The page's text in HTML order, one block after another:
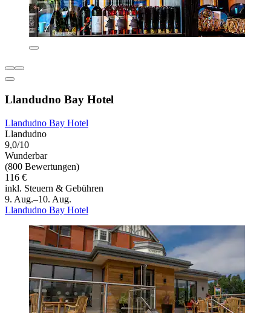
Llandudno Bay Hotel
Llandudno Bay Hotel
Llandudno
9,0/10
Wunderbar
(800 Bewertungen)
116 €
inkl. Steuern & Gebühren
9. Aug.–10. Aug.
Llandudno Bay Hotel